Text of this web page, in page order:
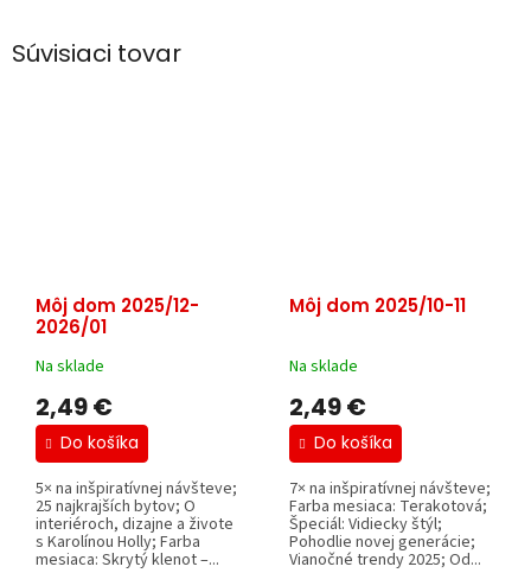
Súvisiaci tovar
Môj dom 2025/12-
2026/01
Na sklade
2,49 €
Do košíka
5× na inšpiratívnej návšteve;
25 najkrajších bytov; O
interiéroch, dizajne a živote
s Karolínou Holly; Farba
mesiaca: Skrytý klenot –...
Môj dom 2025/10-11
Na sklade
2,49 €
Do košíka
7× na inšpiratívnej návšteve;
Farba mesiaca: Terakotová;
Špeciál: Vidiecky štýl;
Pohodlie novej generácie;
Vianočné trendy 2025; Od...